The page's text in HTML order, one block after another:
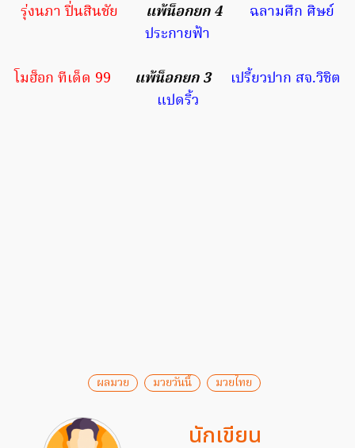
รุ่งนภา ปิ่นสินชัย
แพ้น็อกยก 4
ฉลามศึก ศิษย์
ประกายฟ้า
โมฮ็อก ทีเด็ด 99
แพ้น็อกยก 3
เปรี้ยวปาก สจ.วิชิต
แปดริ้ว
ผลมวย มวยวันนี้ มวยไทย
นักเขียน